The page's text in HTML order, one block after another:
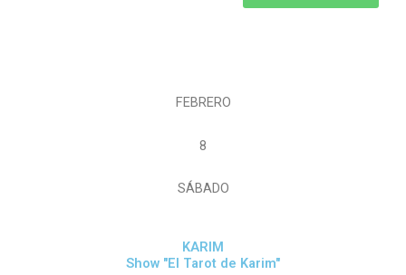
FEBRERO
8
SÁBADO
KARIM
Show "El Tarot de Karim"